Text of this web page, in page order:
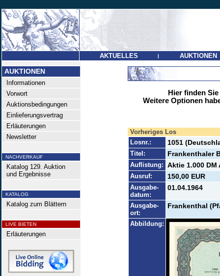
AKTUELLES | AUKTIONEN
AUKTIONEN
Informationen
Vorwort
Auktionsbedingungen
Einlieferungsvertrag
Erläuterungen
Newsletter
NACHVERKAUF
Katalog 129. Auktion
und Ergebnisse
KATALOG
Katalog zum Blättern
LIVE BIETEN
Erläuterungen
Hier finden
Weitere Optionen
Vorheriges Los
Losnr.:
1051
Titel: Frankenthaler
Auflistung: Aktie 1.000 DM
Ausruf: 150,00 EUR
Ausgabe-
datum:
01.04.1964
Ausgabe-
ort:
Frankenthal
Abbildung: